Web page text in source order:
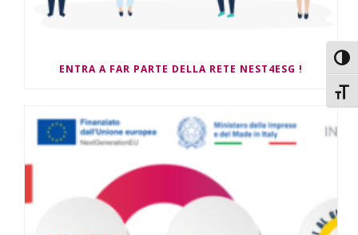
ENTRA A FAR PARTE DELLA RETE NEST4ESG !